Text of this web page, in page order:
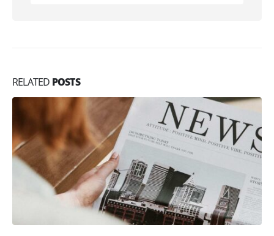
RELATED POSTS